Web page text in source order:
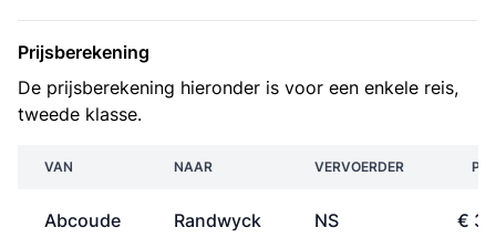
Prijsberekening
De prijsberekening hieronder is voor een enkele reis,
tweede klasse.
VAN NAAR VERVOERDER
Abcoude Randwyck NS €